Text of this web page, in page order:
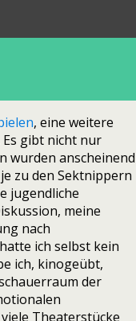
, eine weitere
Es gibt nicht nur
wurden anscheinend
zu den Sektnippern
jugendliche
meine
nach
ich selbst kein
ich, kinogeübt,
der
Theaterstücke